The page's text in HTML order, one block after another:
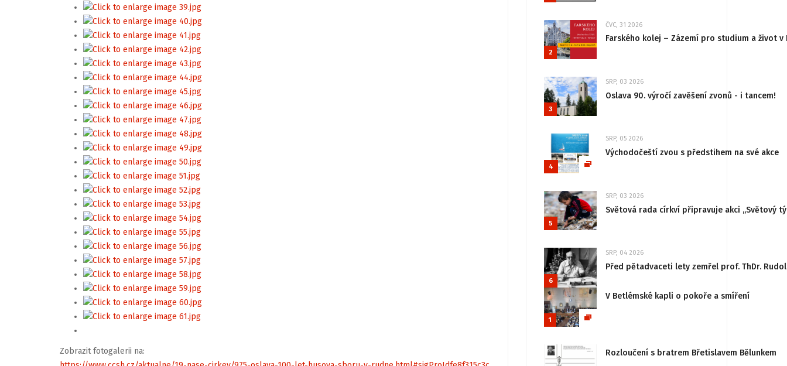
Zobrazit fotogalerii na:
2
ČVC, 31 2026
Farského kolej – Zázemí pro studium a život v
3
SRP, 03 2026
Oslava 90. výročí zavěšení zvonů - i tancem!
4
SRP, 05 2026
Východočeští zvou s předstihem na své akce
5
SRP, 03 2026
Světová rada církví připravuje akci „Světový
6
SRP, 04 2026
Před pětadvaceti lety zemřel prof. ThDr.
1
V Betlémské kapli o pokoře a smíření
Rozloučení s bratrem Břetislavem Bělunkem